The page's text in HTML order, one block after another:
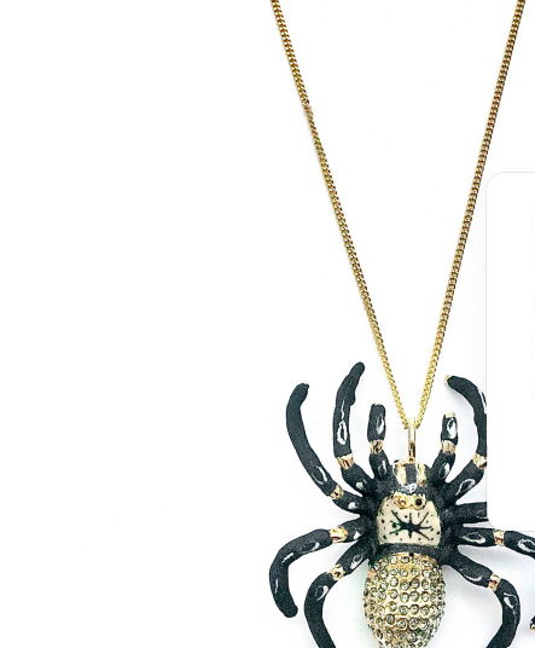
Pavone
Volpe